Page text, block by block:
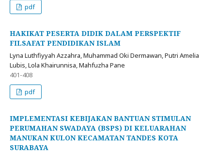
pdf
HAKIKAT PESERTA DIDIK DALAM PERSPEKTIF
FILSAFAT PENDIDIKAN ISLAM
Lyna Luthfiyyah Azzahra, Muhammad Oki Dermawan, Putri Amelia
Lubis, Lola Khairunnisa, Mahfuzha Pane
401-408
pdf
IMPLEMENTASI KEBIJAKAN BANTUAN STIMULAN
PERUMAHAN SWADAYA (BSPS) DI KELUARAHAN
MANUKAN KULON KECAMATAN TANDES KOTA
SURABAYA